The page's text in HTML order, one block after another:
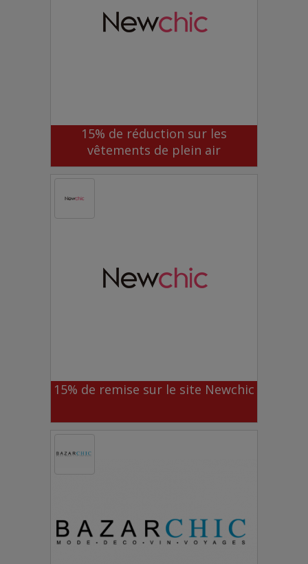
15% de réduction sur les
vêtements de plein air
15% de remise sur le site Newchic